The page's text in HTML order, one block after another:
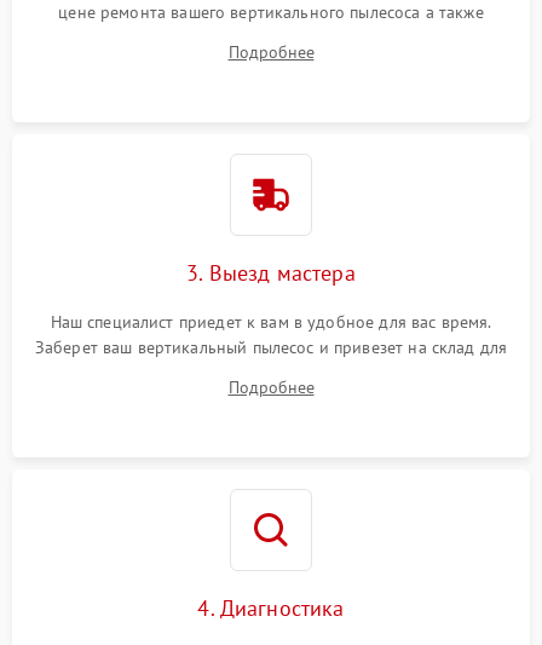
цене ремонта вашего вертикального пылесоса а также
Подробнее
3. Выезд мастера
Наш специалист приедет к вам в удобное для вас время.
Заберет ваш вертикальный пылесос и привезет на склад для
Подробнее
4. Диагностика